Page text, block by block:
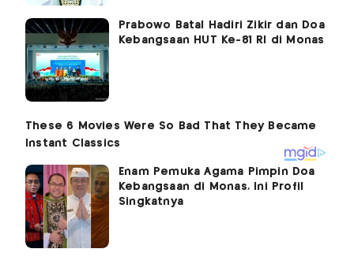
Prabowo Batal Hadiri Zikir dan Doa
Kebangsaan HUT Ke-81 RI di Monas
Enam Pemuka Agama Pimpin Doa
Kebangsaan di Monas, Ini Profil
Singkatnya